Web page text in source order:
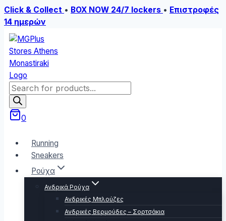
Click & Collect • BOX NOW 24/7 lockers • Επιστροφές
14 ημερών
Skip
to
content
Products
search
0
Running
Sneakers
Ρούχα
Ανδρικά Ρούχα
Ανδρικές Μπλούζες
Ανδρικές Βερμούδες – Σορτσάκια